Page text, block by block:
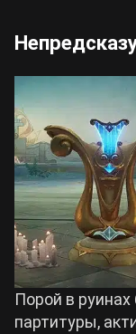
Порой в
партитуры,